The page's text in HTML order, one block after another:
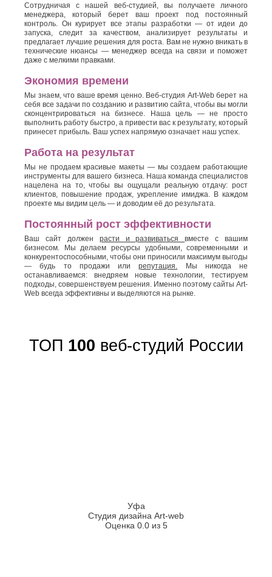
Сотрудничая с нашей веб-студией, вы получаете личного
менеджера, который берет ваш проект под постоянный
контроль. Он курирует все этапы разработки — от идеи до
запуска, следит за качеством, анализирует результаты и
предлагает лучшие решения для роста. Вам не нужно вникать в
технические нюансы — менеджер всегда на связи и поможет
даже с мелкими правками.
Экономия времени
Мы знаем, что ваше время ценно. Веб-студия Art-Web берет на
себя все задачи по созданию и развитию сайта, чтобы вы могли
сконцентрироваться на бизнесе. Наша цель — не просто
выполнить работу быстро, а привести вас к результату, который
принесет прибыль. Ваш успех напрямую означает наш успех.
Работа на результат
Мы не продаем красивые макеты — мы создаем работающие
инструменты для вашего бизнеса. Наша команда специалистов
нацелена на то, чтобы вы ощущали реальную отдачу: рост
клиентов, повышение продаж, укрепление имиджа. В каждом
проекте мы видим цель — и доводим её до результата.
Постоянный рост эффективности
Ваш сайт должен расти и развиватьсявместе с вашим
бизнесом. Мы делаем ресурсы удобными, современными и
конкурентоспособными, чтобы они приносили максимум выгоды
— будь то продажи илирепутация. Мы никогда не
останавливаемся: внедряем новые технологии, тестируем
подходы, совершенствуем решения. Именно поэтому сайты Art-
Web всегда эффективны и выделяются на рынке.
ТОП 100 веб-студий России
Уфа
Студия дизайна Art-web
Оценка 0.0 из 5